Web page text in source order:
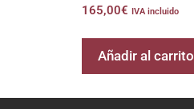
165,00€ IVA incluido
Añadir al carrito